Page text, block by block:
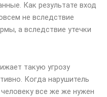
Как результате вход
не вследствие
а вследствие утечки
такую угрозу
Когда нарушитель
все же же нужен